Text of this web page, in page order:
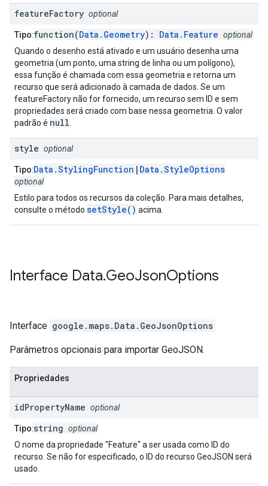
featureFactory optional
Tipo:function(Data.Geometry): Data.Feature optional
Quando o desenho está ativado e um usuário desenha uma
geometria (um ponto, uma string de linha ou um polígono),
essa função é chamada com essa geometria e retorna um
recurso que será adicionado à camada de dados. Se um
featureFactory não for fornecido, um recurso sem ID e sem
propriedades será criado com base nessa geometria. O valor
padrão é null
style optional
Tipo:Data.StylingFunction | Data.StyleOptions
optional
Estilo para todos os recursos da coleção. Para mais detalhes,
consulte o método setStyle() acima.
Interface Data.GeoJsonOptions
Interface google.maps. Data.GeoJsonOptions
Parâmetros opcionais para importar GeoJSON.
Propriedades
idPropertyName optional
Tipo:string optional
O nome da propriedade "Feature" a ser usada como ID do
recurso. Se não for especificado, o ID do recurso GeoJSON será
usado.